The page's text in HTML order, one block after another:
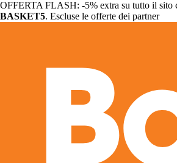
OFFERTA FLASH: -5% extra su tutto il sito
BASKET5. Escluse le offerte dei partner